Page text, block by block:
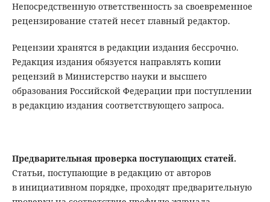
Непосредственную ответственность за своевременное
рецензирование статей несет главный редактор.
Рецензии хранятся в редакции издания бессрочно.
Редакция издания обязуется направлять копии
рецензий в Министерство науки и высшего
образования Российской Федерации при поступлении
в редакцию издания соответствующего запроса.
Предварительная проверка поступающих статей.
Статьи, поступающие в редакцию от авторов
в инициативном порядке, проходят предварительную